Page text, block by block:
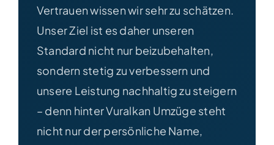
Vertrauen wissen wir sehr zu schätzen.
Unser Ziel ist es daher unseren
Standard nicht nur beizubehalten,
sondern stetig zu verbessern und
unsere Leistung nachhaltig zu steigern
– denn hinter Vuralkan Umzüge steht
nicht nur der persönliche Name,